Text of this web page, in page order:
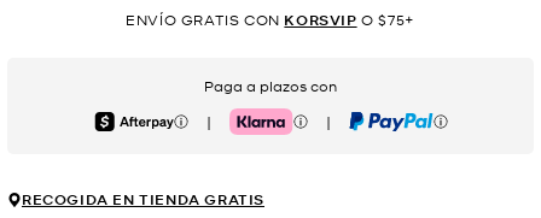
ENVÍO GRATIS CON KORSVIP O $75+
Paga a plazos con
Afterpay | Klarna | PayPal
RECOGIDA EN TIENDA GRATIS